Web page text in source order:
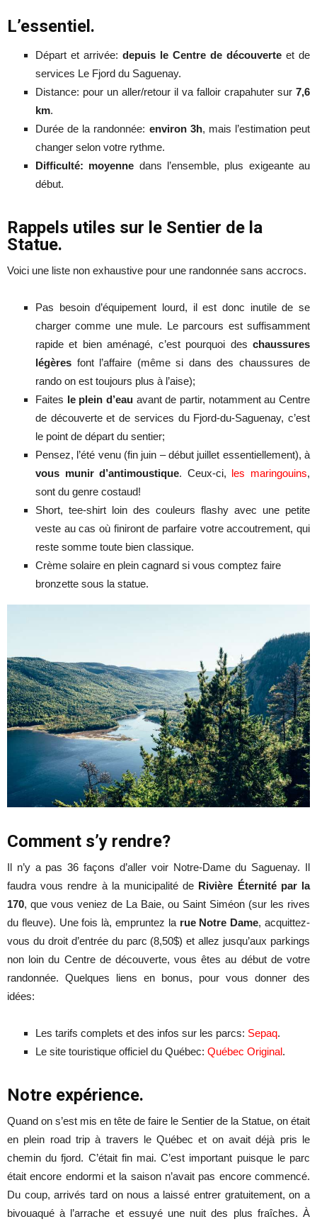
L’essentiel.
Départ et arrivée: depuis le Centre de découverte et de
services Le Fjord du Saguenay.
Distance: pour un aller/retour il va falloir crapahuter sur 7,6
km.
Durée de la randonnée: environ 3h, mais l’estimation peut
changer selon votre rythme.
Difficulté: moyenne dans l’ensemble, plus exigeante au
début.
Rappels utiles sur le Sentier de la
Statue.
Voici une liste non exhaustive pour une randonnée sans accrocs.
Pas besoin d’équipement lourd, il est donc inutile de se
charger comme une mule. Le parcours est suffisamment
rapide et bien aménagé, c’est pourquoi des chaussures
légères font l’affaire (même si dans des chaussures de
rando on est toujours plus à l’aise);
Faites le plein d’eau avant de partir, notamment au Centre
de découverte et de services du Fjord-du-Saguenay, c’est
le point de départ du sentier;
Pensez, l’été venu (fin juin – début juillet essentiellement), à
vous munir d’antimoustique. Ceux-ci, les maringouins,
sont du genre costaud!
Short, tee-shirt loin des couleurs flashy avec une petite
veste au cas où finiront de parfaire votre accoutrement, qui
reste somme toute bien classique.
Crème solaire en plein cagnard si vous comptez faire
bronzette sous la statue.
Comment s’y rendre?
Il n’y a pas 36 façons d’aller voir Notre-Dame du Saguenay. Il
faudra vous rendre à la municipalité de Rivière Éternité par la
170, que vous veniez de La Baie, ou Saint Siméon (sur les rives
du fleuve). Une fois là, empruntez la rue Notre Dame, acquittez-
vous du droit d’entrée du parc (8,50$) et allez jusqu’aux parkings
non loin du Centre de découverte, vous êtes au début de votre
randonnée. Quelques liens en bonus, pour vous donner des
idées:
Les tarifs complets et des infos sur les parcs: Sepaq.
Le site touristique officiel du Québec: Québec Original.
Notre expérience.
Quand on s’est mis en tête de faire le Sentier de la Statue, on était
en plein road trip à travers le Québec et on avait déjà pris le
chemin du fjord. C’était fin mai. C’est important puisque le parc
était encore endormi et la saison n’avait pas encore commencé.
Du coup, arrivés tard on nous a laissé entrer gratuitement, on a
bivouaqué à l’arrache et essuyé une nuit des plus fraîches. À